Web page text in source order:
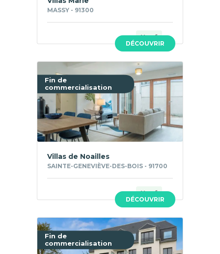
DÉCOUVRIR
MASSY - 91300
Neuf
Fin de
commercialisation
DÉCOUVRIR
Villas de Noailles
SAINTE-GENEVIÈVE-DES-BOIS - 91700
Neuf
Fin de
commercialisation